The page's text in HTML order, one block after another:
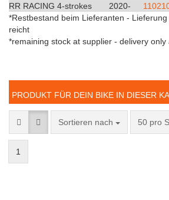
RR RACING 4-strokes
2020-
*Restbestand beim Lieferanten -
reicht
*remaining stock at supplier - delivery
PRODUKT FÜR DEIN BIKE IN DIESER
Sortieren nach 50 pro
1